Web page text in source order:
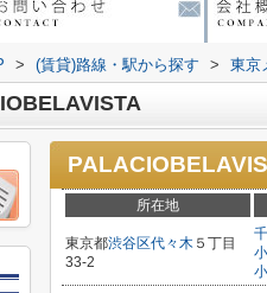
> (賃貸)路線・駅から探す > 東京
所在地
東京都渋谷区代々木 ５丁目
33-2